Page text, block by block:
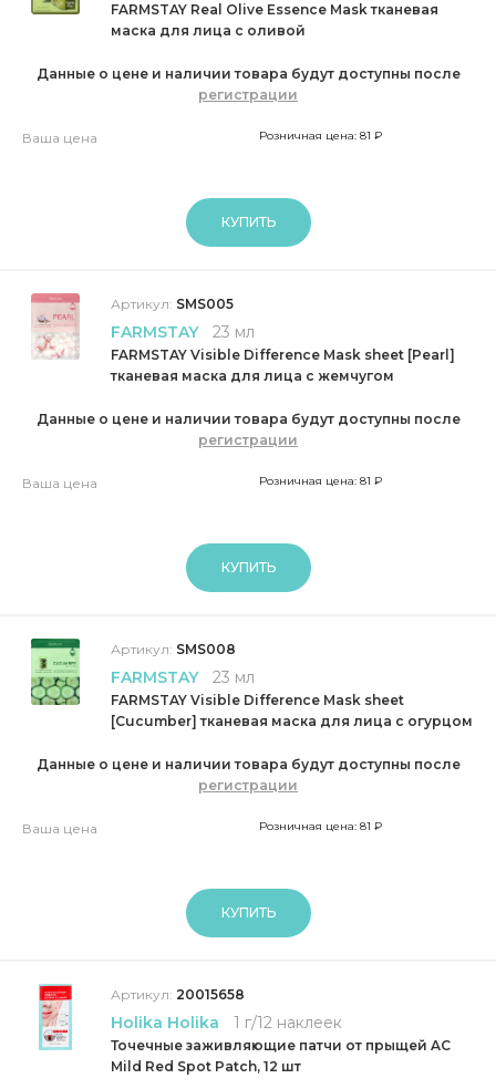
FARMSTAY Real Olive Essence Mask тканевая
маска для лица с оливой
Данные о цене и наличии товара будут доступны после
регистрации
Ваша цена Розничная цена: 81 ₽
КУПИТЬ
Артикул: SMS005
FARMSTAY 23 мл
FARMSTAY Visible Difference Mask sheet [Pearl]
тканевая маска для лица с жемчугом
Данные о цене и наличии товара будут доступны после
регистрации
Ваша цена Розничная цена: 81 ₽
КУПИТЬ
Артикул: SMS008
FARMSTAY 23 мл
FARMSTAY Visible Difference Mask sheet
[Cucumber] тканевая маска для лица с огурцом
Данные о цене и наличии товара будут доступны после
регистрации
Ваша цена Розничная цена: 81 ₽
КУПИТЬ
Артикул: 20015658
Holika Holika 1 г/12 наклеек
Точечные заживляющие патчи от прыщей AC
Mild Red Spot Patch, 12 шт